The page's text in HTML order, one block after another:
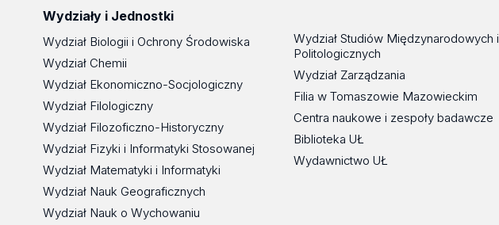
Wydziały i Jednostki
Wydział Biologii i Ochrony Środowiska
Wydział Chemii
Wydział Ekonomiczno-Socjologiczny
Wydział Filologiczny
Wydział Filozoficzno-Historyczny
Wydział Fizyki i Informatyki Stosowanej
Wydział Matematyki i Informatyki
Wydział Nauk Geograficznych
Wydział Nauk o Wychowaniu
Wydział Studiów Międzynarodowych i
Politologicznych
Wydział Zarządzania
Filia w Tomaszowie Mazowieckim
Centra naukowe i zespoły badawcze
Biblioteka UŁ
Wydawnictwo UŁ